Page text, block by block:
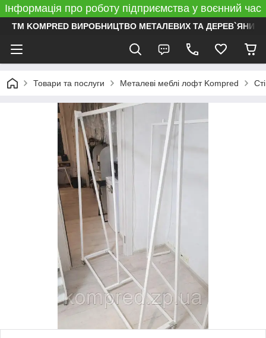
Інформація про роботу підприємства у воєнний час
ТМ KOMPRED ВИРОБНИЦТВО МЕТАЛЕВИХ ТА ДЕРЕВ`ЯНИХ
Товари та послуги Металеві меблі лофт Kompred